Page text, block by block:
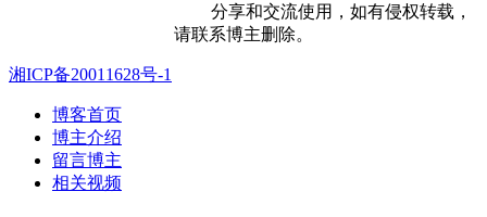
分享和交流使用，如有侵权转载，
请联系博主删除。
湘ICP备20011628号-1
博客首页
博主介绍
留言博主
相关视频